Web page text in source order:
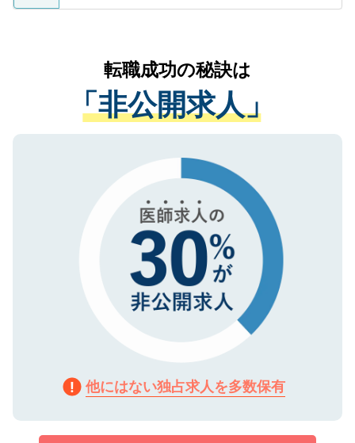
ているすべての個人データはご本人の許可
は、個人情報の取り扱いについての厳密な
管理基準を満たした事業者のみに付与され
る、プライバシーマークを取得済みです。
で、機密保持に関してもご安心ください。
かがいして、現在の医療機関の状況や紹介
経験をまじえながら、適切なアドバイスを
させていただきます。すぐにご転職をされ
ない方には、長期的なサポートが可能です
ので、まずはご登録ください。
転職成功の秘訣は
「非公開求人」
他にはない独占求人を多数保有